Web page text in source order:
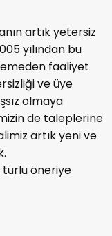
artık yetersiz
yılından bu
faaliyet
ve üye
olmaya
de taleplerine
artık yeni ve
öneriye